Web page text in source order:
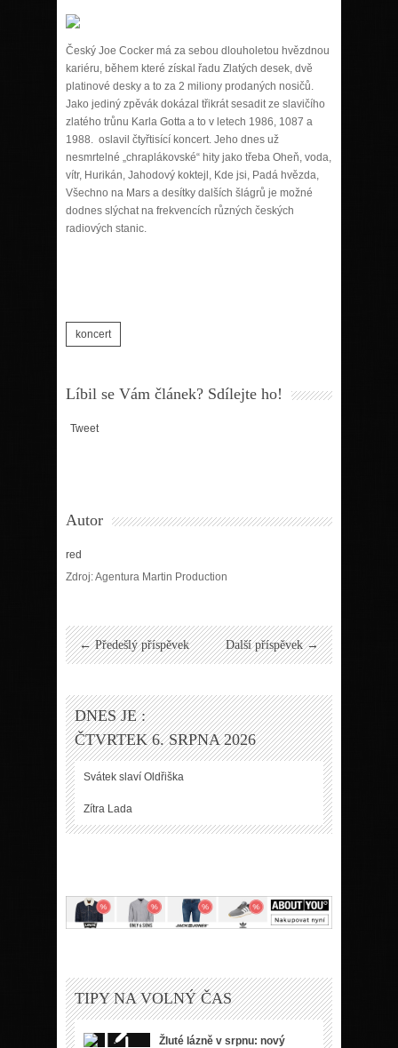
Český Joe Cocker má za sebou dlouholetou hvězdnou
kariéru, během které získal řadu Zlatých desek, dvě
platinové desky a to za 2 miliony prodaných nosičů.
Jako jediný zpěvák dokázal třikrát sesadit ze slavičího
zlatého trůnu Karla Gotta a to v letech 1986, 1087 a
1988. oslavil čtyřtisící koncert. Jeho dnes už
nesmrtelné „chraplákovské“ hity jako třeba Oheň, voda,
vítr, Hurikán, Jahodový koktejl, Kde jsi, Padá hvězda,
Všechno na Mars a desítky dalších šlágrů je možné
dodnes slýchat na frekvencích různých českých
radiových stanic.
koncert
Líbil se Vám článek? Sdílejte ho!
Tweet
Autor
red
Zdroj: Agentura Martin Production
← Předešlý příspěvek Další příspěvek →
DNES JE :
ČTVRTEK 6. SRPNA 2026
Svátek slaví Oldřiška
Zítra Lada
TIPY NA VOLNÝ ČAS
Žluté lázně v srpnu: nový